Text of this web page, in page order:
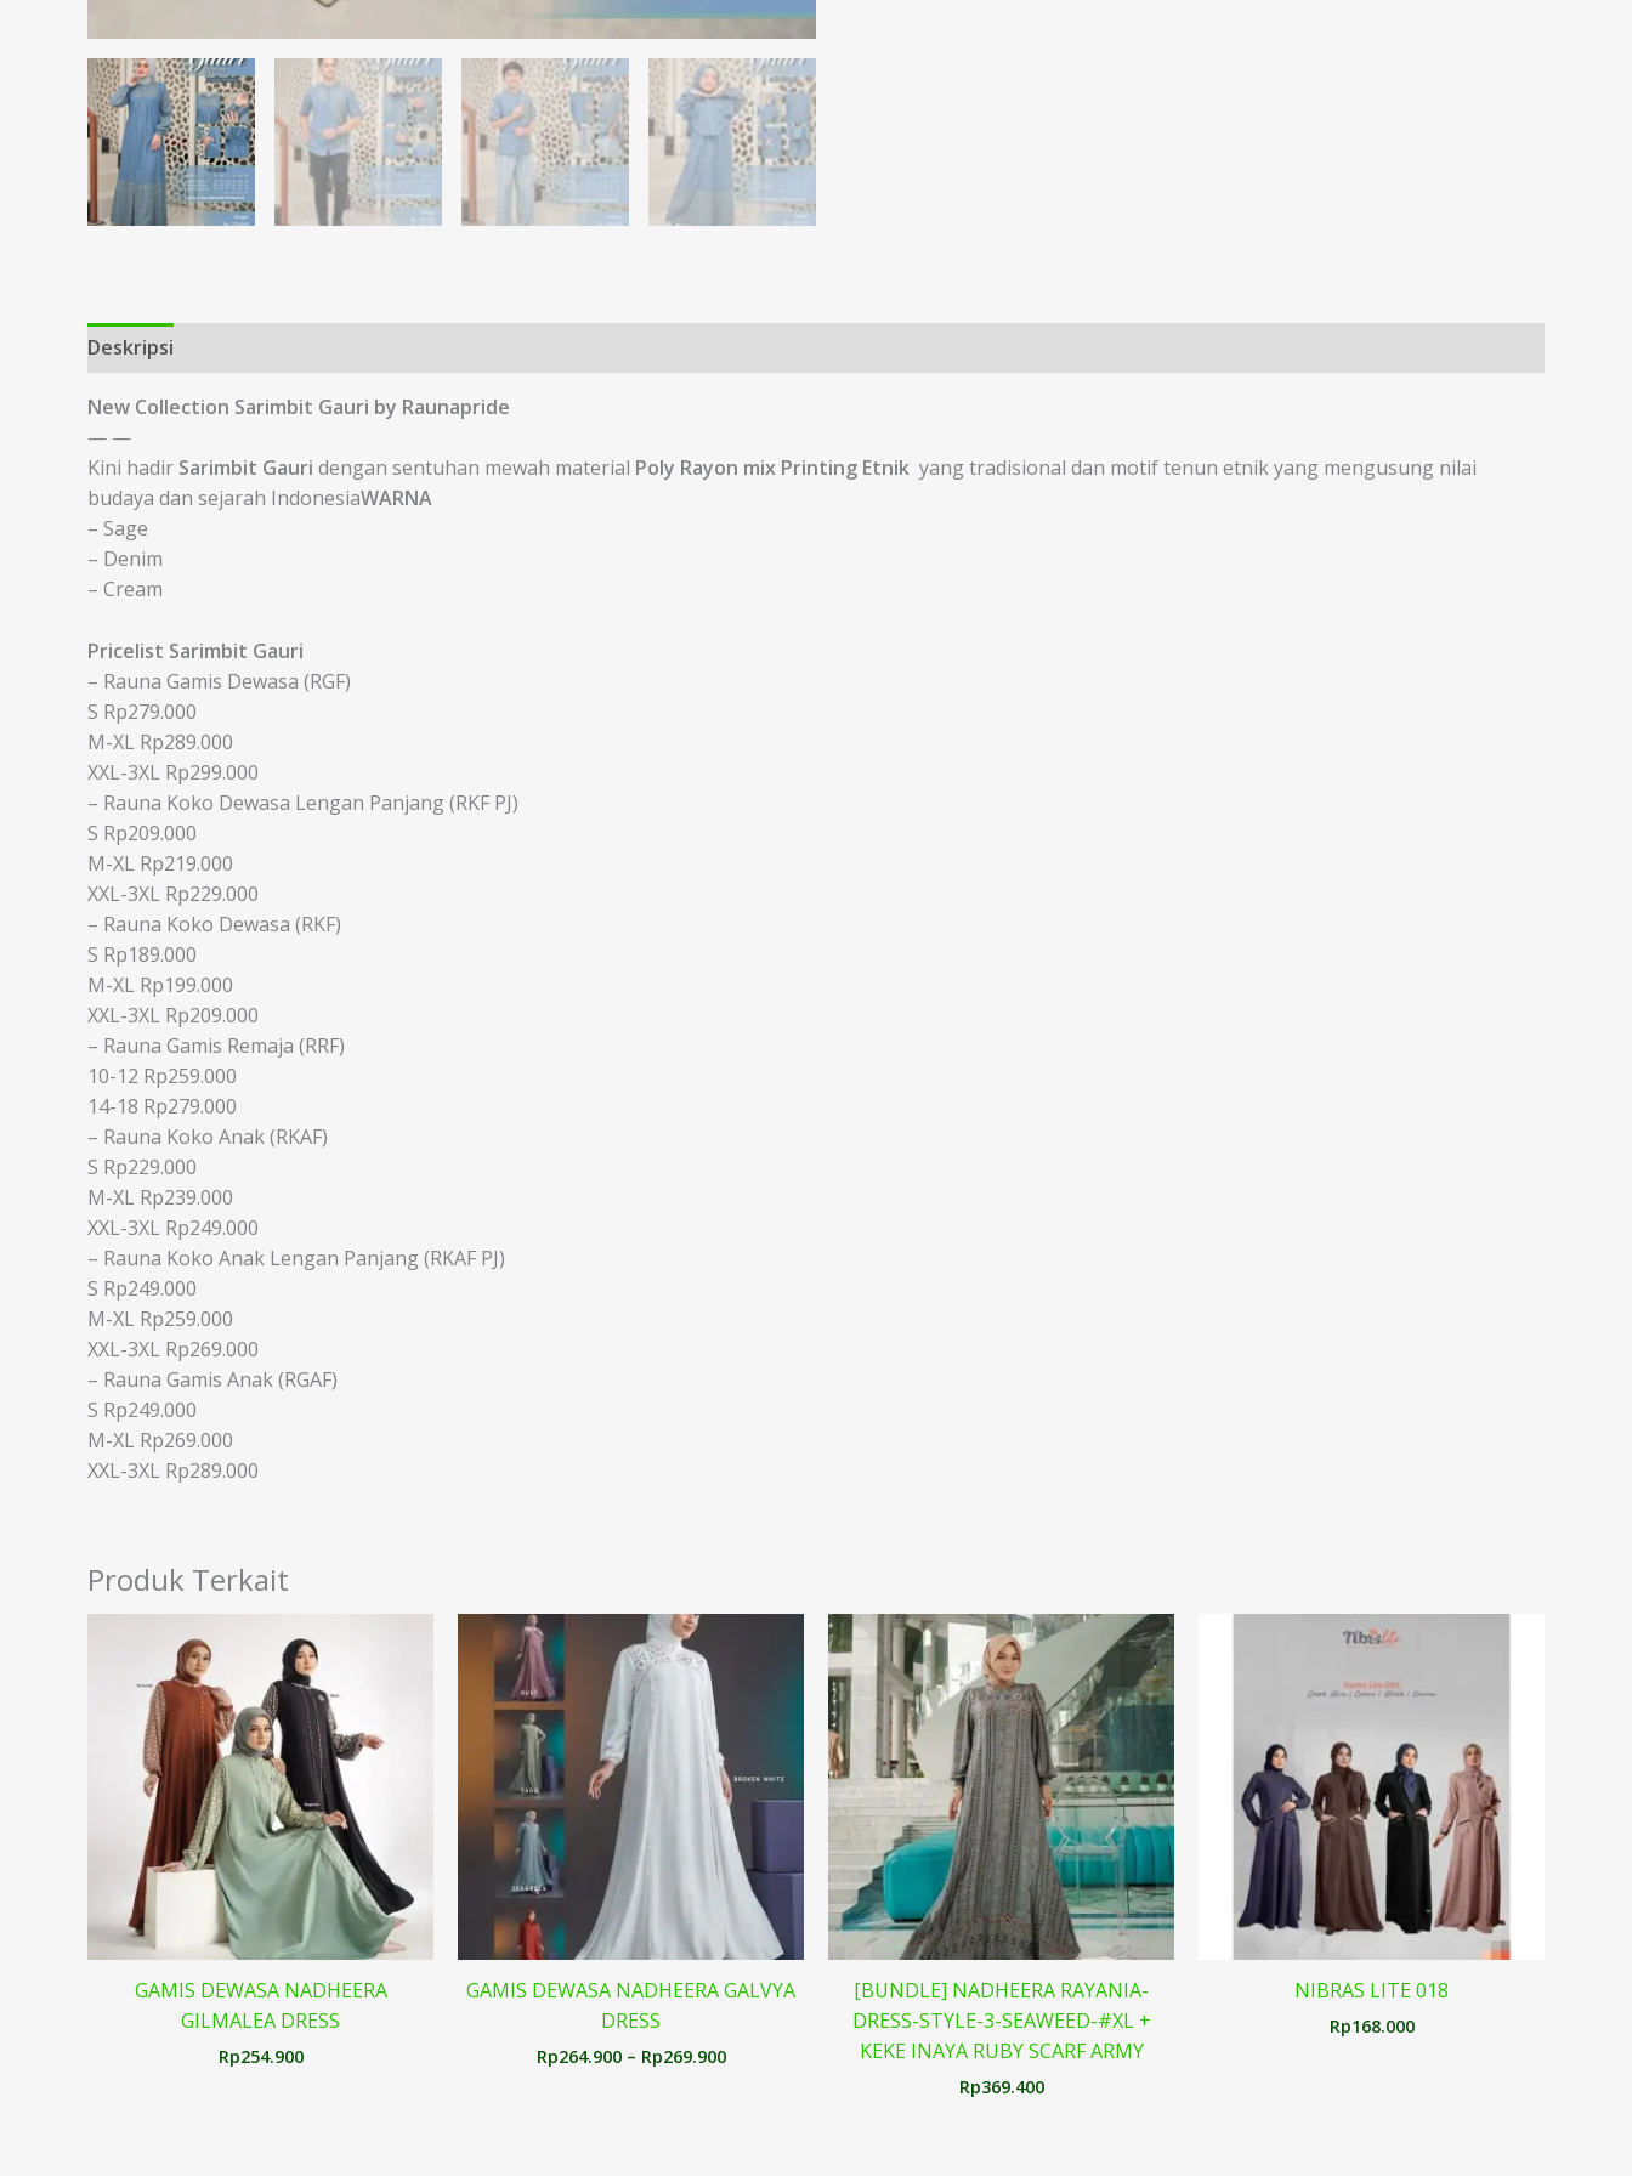
Deskripsi
New Collection Sarimbit Gauri by Raunapride
— —
Kini hadir Sarimbit Gauri dengan sentuhan mewah material Poly Rayon mix Printing Etnik yang tradisional dan motif tenun etnik yang mengusung nilai
budaya dan sejarah IndonesiaWARNA
– Sage
– Denim
– Cream
Pricelist Sarimbit Gauri
– Rauna Gamis Dewasa (RGF)
S Rp279.000
M-XL Rp289.000
XXL-3XL Rp299.000
– Rauna Koko Dewasa Lengan Panjang (RKF PJ)
S Rp209.000
M-XL Rp219.000
XXL-3XL Rp229.000
– Rauna Koko Dewasa (RKF)
S Rp189.000
M-XL Rp199.000
XXL-3XL Rp209.000
– Rauna Gamis Remaja (RRF)
10-12 Rp259.000
14-18 Rp279.000
– Rauna Koko Anak (RKAF)
S Rp229.000
M-XL Rp239.000
XXL-3XL Rp249.000
– Rauna Koko Anak Lengan Panjang (RKAF PJ)
S Rp249.000
M-XL Rp259.000
XXL-3XL Rp269.000
– Rauna Gamis Anak (RGAF)
S Rp249.000
M-XL Rp269.000
XXL-3XL Rp289.000
Produk Terkait
GAMIS DEWASA NADHEERA
GILMALEA DRESS
Rp254.900
GAMIS DEWASA NADHEERA GALVYA
DRESS
Rp264.900 – Rp269.900
[BUNDLE] NADHEERA RAYANIA-
DRESS-STYLE-3-SEAWEED-#XL +
KEKE INAYA RUBY SCARF ARMY
Rp369.400
NIBRAS LITE 018
Rp168.000